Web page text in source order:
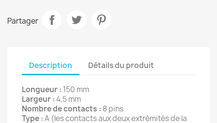
Partager
Description Détails du produit
Longueur : 150 mm
Largeur :4,5 mm
Nombre de contacts : 8 pins
Type :A (les contacts aux deux extrémités de la